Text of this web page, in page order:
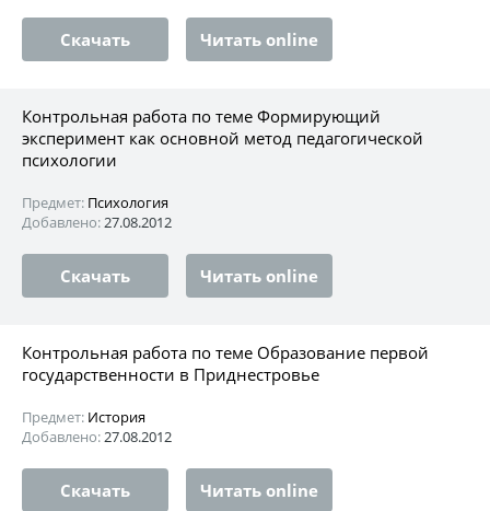
Скачать Читать online
Контрольная работа по теме Формирующий
эксперимент как основной метод педагогической
психологии
Предмет: Психология
Добавлено:27.08.2012
Скачать Читать online
Контрольная работа по теме Образование первой
государственности в Приднестровье
Предмет: История
Добавлено:27.08.2012
Скачать Читать online